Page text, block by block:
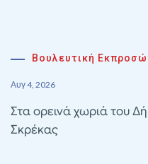
Βουλευτική
Αυγ 4, 2026
Στα ορεινά χωριά του
Σκρέκας